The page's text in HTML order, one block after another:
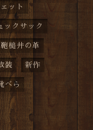
ット
ックサック
槌井の革
装 新作
べら